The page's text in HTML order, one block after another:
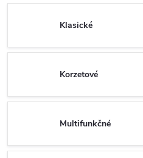
Klasické
Korzetové
Multifunkčné